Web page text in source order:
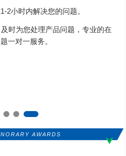
2小时内解决您的问题。
时为您处理产品问题，专业的在
一对一服务。
AWARDS